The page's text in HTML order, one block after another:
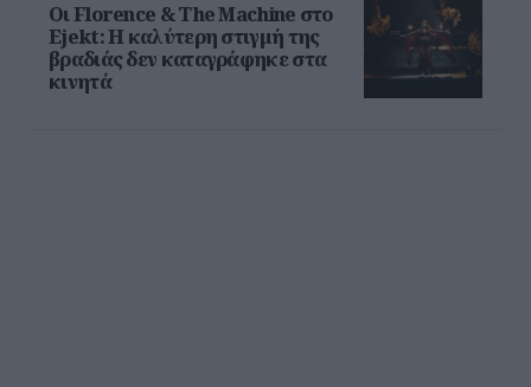
Oι Florence & The Machine στο
Ejekt: Η καλύτερη στιγμή της
βραδιάς δεν καταγράφηκε στα
κινητά